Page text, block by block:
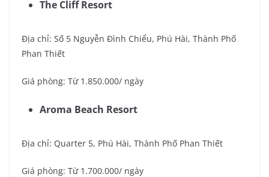
The Cliff Resort
Địa chỉ: Số 5 Nguyễn Đình Chiểu, Phú Hài, Thành Phố
Phan Thiết
Giá phòng: Từ 1.850.000/ ngày
Aroma Beach Resort
Địa chỉ: Quarter 5, Phú Hài, Thành Phố Phan Thiết
Giá phòng: Từ 1.700.000/ ngày